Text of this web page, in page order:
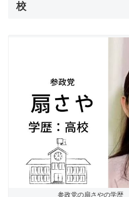
校
参政党の扇さやの学歴